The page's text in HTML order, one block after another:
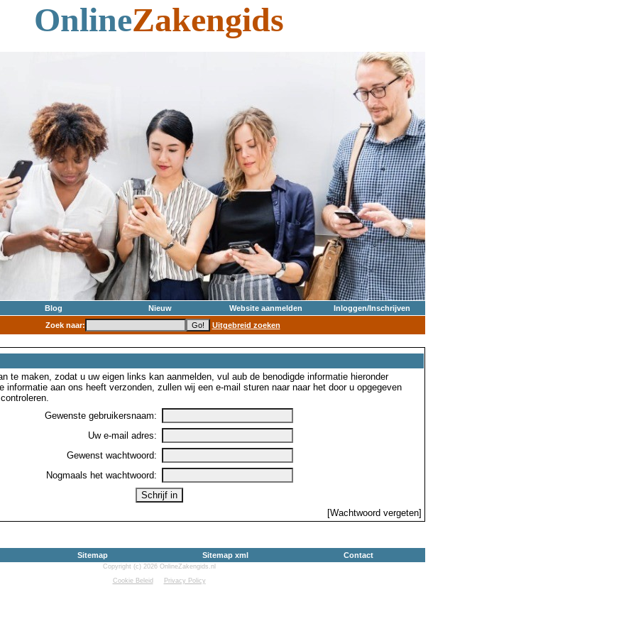
OnlineZakengids
Blog Nieuw Website aanmelden
Inloggen/Inschrijven
Zoek naar:
Uitgebreid zoeken
te maken, zodat u uw eigen links kan aanmelden, vul aub de benodigde informatie hieronder
informatie aan ons heeft verzonden, zullen wij een e-mail sturen naar naar het door u opgegeven
Gewenste gebruikersnaam:
Uw e-mail adres:
Gewenst wachtwoord:
Nogmaals het wachtwoord:
[Wachtwoord vergeten]
Sitemap Sitemap xml Contact
Copyright (c) 2026 OnlineZakengids.nl
Cookie Beleid
Privacy Policy